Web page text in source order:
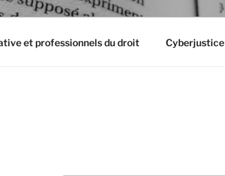
et professionnels du droit Cyberjustice